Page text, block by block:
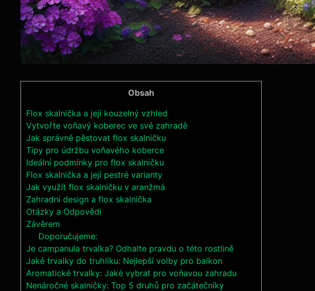
Obsah
Flox skalnička a její kouzelný vzhled
Vytvořte voňavý koberec ve své zahradě
Jak správně pěstovat flox skalničku
Tipy pro údržbu voňavého koberce
Ideální podmínky pro flox skalničku
Flox skalnička a její pestré varianty
Jak využít flox skalničku v aranžmá
Zahradní design a flox skalnička
Otázky a Odpovědi
Závěrem
Doporučujeme:
Je campanula trvalka? Odhalte pravdu o této rostlině
Jaké trvalky do truhlíku: Nejlepší volby pro balkon
Aromatické trvalky: Jaké vybrat pro voňavou zahradu
Nenáročné skalničky: Top 5 druhů pro začátečníky